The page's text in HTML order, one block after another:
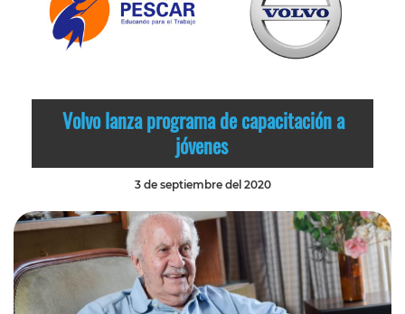
Volvo lanza programa de capacitación a
jóvenes
3 de septiembre del 2020